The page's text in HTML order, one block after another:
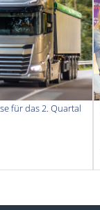
für das 2. Quartal